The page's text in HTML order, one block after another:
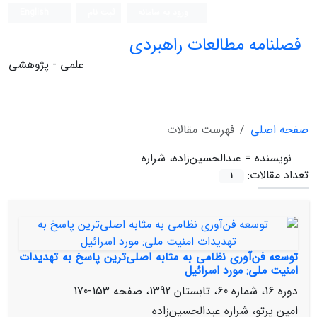
فصلنامه مطالعات راهبردی
علمی - پژوهشی
صفحه اصلی
فهرست مقالات
نویسنده = عبدالحسین‌زاده، شراره
تعداد مقالات:
1
توسعه فن‌آوری نظامی به مثابه اصلی‌ترین پاسخ به تهدیدات
امنیت ملی: مورد اسرائیل
دوره 16، شماره 60، تابستان 1392، صفحه
153-170
امین پرتو، شراره عبدالحسین‌زاده